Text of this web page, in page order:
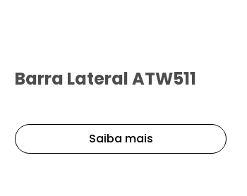
Barra Lateral ATW511
Saiba mais